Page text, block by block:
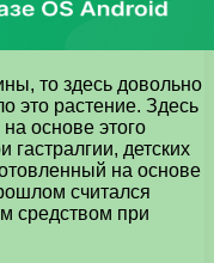
то здесь довольно
это растение. Здесь
основе этого
гастралгии, детских
на основе
считался
средством при